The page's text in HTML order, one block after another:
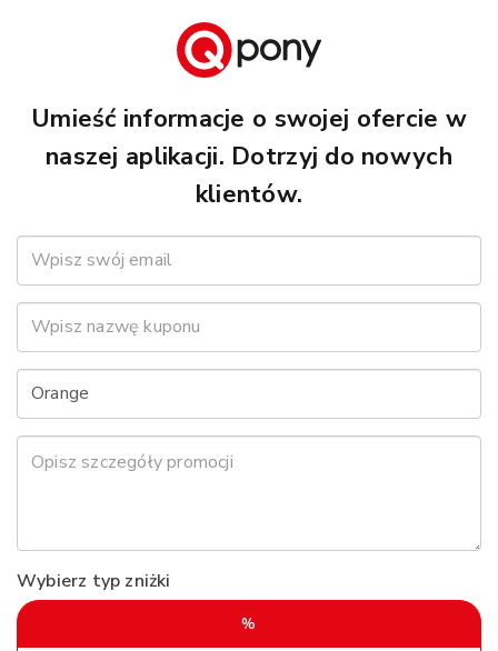
Umieść informacje o swojej ofercie w
naszej aplikacji. Dotrzyj do nowych
klientów.
Wybierz typ zniżki
%